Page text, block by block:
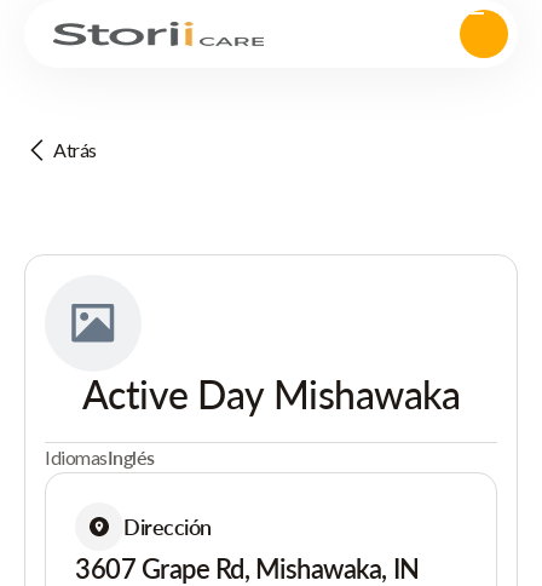
Atrás
Active Day Mishawaka
IdiomasInglés
Dirección
3607 Grape Rd, Mishawaka, IN